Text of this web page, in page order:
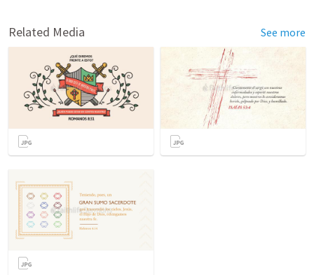
Related Media See more